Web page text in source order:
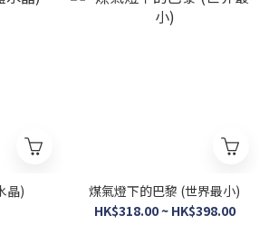
晶)
煤氣燈下的巴黎 (世界最小)
HK$318.00 ~ HK$398.00